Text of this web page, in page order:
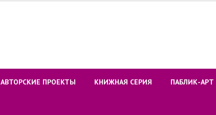
АВТОРСКИЕ ПРОЕКТЫ КНИЖНАЯ СЕРИЯ ПАБЛИК-АРТ